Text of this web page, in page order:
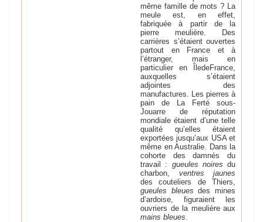
même famille de mots ? La
meule est, en effet,
fabriquée à partir de la
pierre meulière. Des
carrières s’étaient ouvertes
partout en France et à
l’étranger, mais en
particulier en Île­de­France,
auxquelles s’étaient
adjointes des
manufactures. Les pierres à
pain de La Ferté­ sous­
Jouarre de réputation
mondiale étaient d’une telle
qualité qu’elles étaient
exportées jusqu’aux USA et
même en Australie. Dans la
cohorte des damnés du
travail : gueules noires du
charbon, ventres jaunes
des couteliers de Thiers,
gueules bleues des mines
d’ardoise, figuraient les
ouvriers de la meulière aux
mains bleues.